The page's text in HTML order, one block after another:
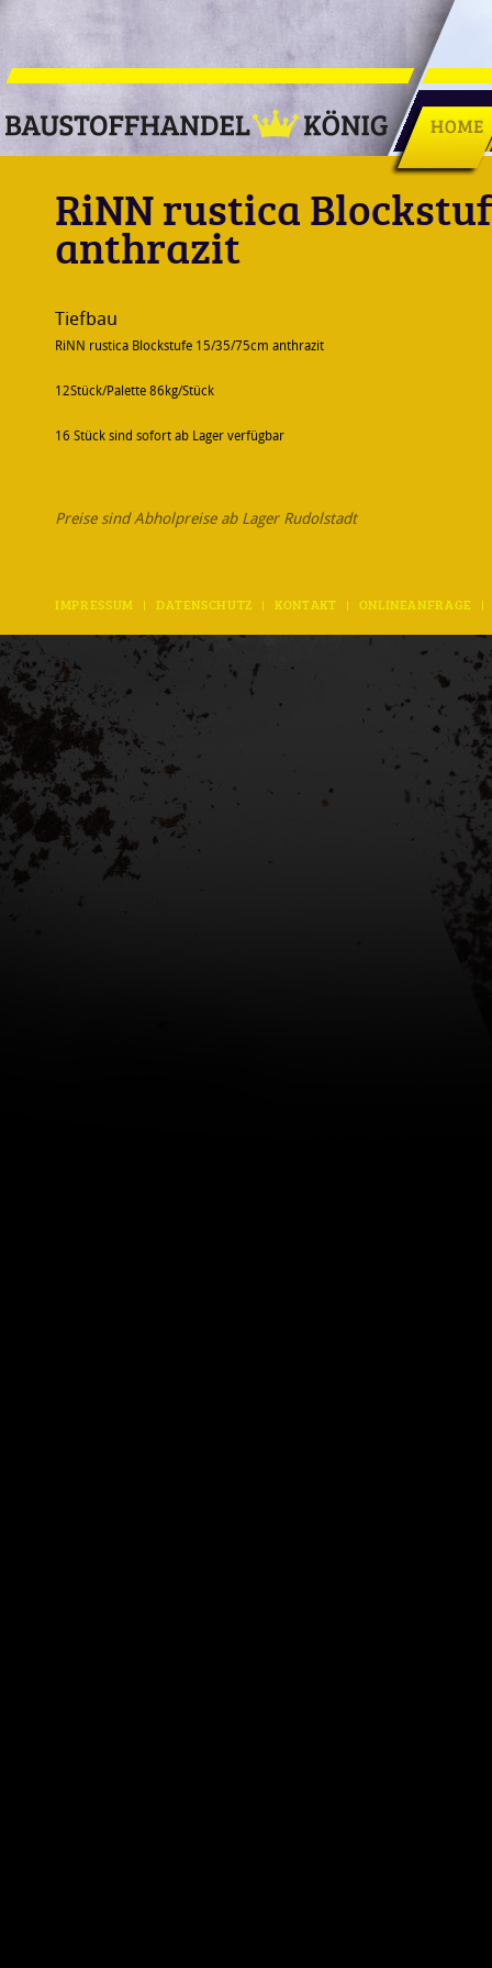
RiNN rustica
anthrazit
Tiefbau
RiNN rustica Blockstufe 15/35/75cm anthrazit
12Stück/Palette 86kg/Stück
16 Stück sind sofort ab Lager verfügbar
Preise sind Abholpreise ab Lager Rudolstadt
IMPRESSUM DATENSCHUTZ KONTAKT ONLINEANFRAGE